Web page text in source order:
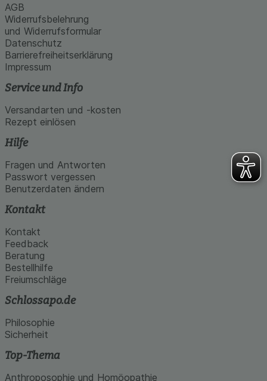
AGB
Widerrufsbelehrung
und Widerrufsformular
Datenschutz
Barrierefreiheitserklärung
Impressum
Service und Info
Versandarten und -kosten
Rezept einlösen
Hilfe
Fragen und Antworten
Passwort vergessen
Benutzerdaten ändern
Kontakt
Kontakt
Feedback
Beratung
Bestellhilfe
Freiumschläge
Schlossapo.de
Philosophie
Sicherheit
Top-Thema
Anthroposophie und Homöopathie